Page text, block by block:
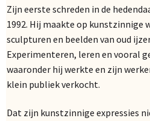
Zijn eerste schreden in de
1992. Hij maakte op kunstzinnige
sculpturen en beelden van oud
Experimenteren, leren en vooral
waaronder hij werkte en zijn
klein publiek verkocht.
Dat zijn kunstzinnige expressies